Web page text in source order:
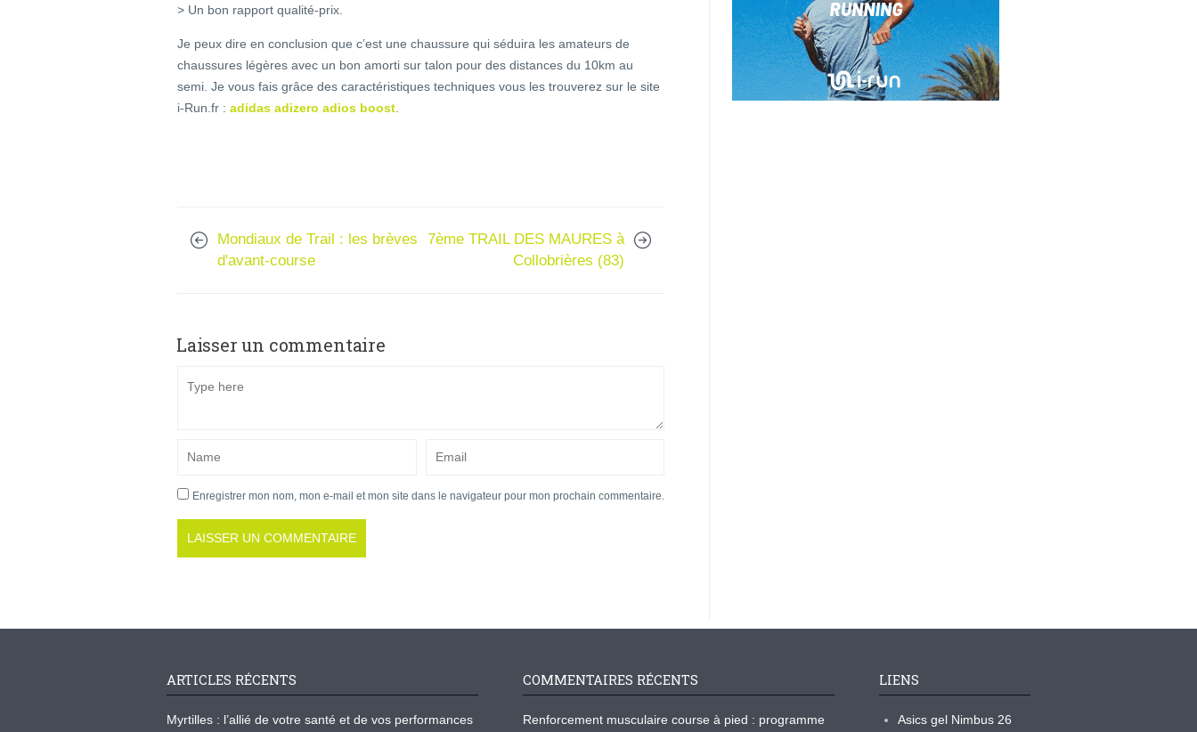
> Un bon rapport qualité-prix.
Je peux dire en conclusion que c’est une chaussure qui séduira les amateurs de
chaussures légères avec un bon amorti sur talon pour des distances du 10km au
semi. Je vous fais grâce des caractéristiques techniques vous les trouverez sur le site
i-Run.fr : adidas adizero adios boost
Mondiaux de Trail : les brèves
d'avant-course
7ème TRAIL DES MAURES à
Collobrières (83)
Laisser un commentaire
Enregistrer mon nom, mon e-mail et mon site dans le navigateur pour mon prochain commentaire.
ARTICLES RÉCENTS
Myrtilles : l’allié de votre santé et de vos performances
COMMENTAIRES RÉCENTS
Renforcement musculaire course à pied : programme
LIENS
Asics gel Nimbus 26